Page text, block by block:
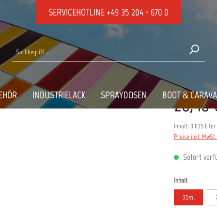
SERVICEHOTLINE+49 35 204 - 670 0
INDUSTRIELACK SPRAYDOSEN BOOT &
28,48
Inhalt: 0.035 Liter
Preise inkl.
Sofort
Inhaltauswählen
35ml